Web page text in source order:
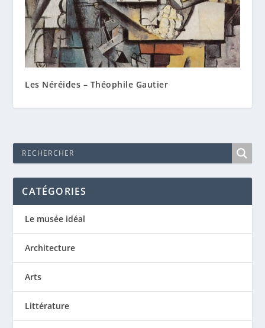
Les Néréides – Théophile Gautier
CATÉGORIES
Le musée idéal
Architecture
Arts
Littérature